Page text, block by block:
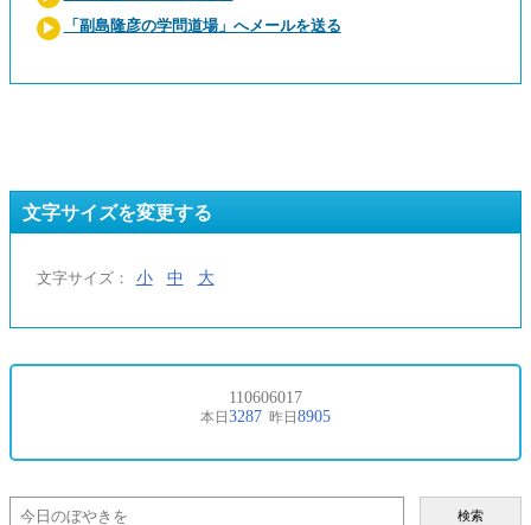
「副島隆彦の学問道場」へメールを送る
文字サイズを変更する
文字サイズ： 小 中 大
検索